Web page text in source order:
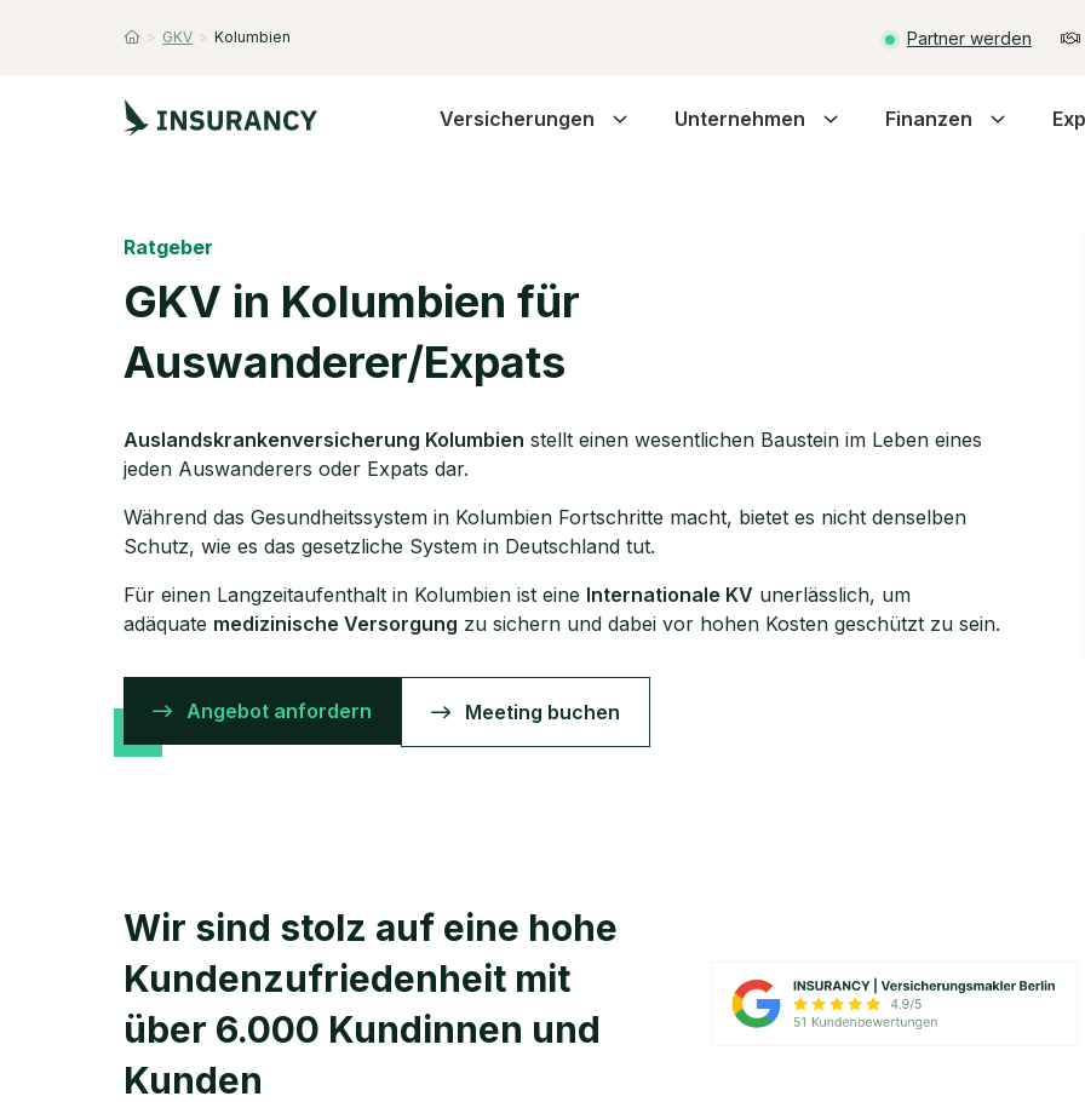
> GKV > Kolumbien Partner werden
Versicherungen Unternehmen Finanzen
Ratgeber
GKV in Kolumbien für
Auswanderer/Expats
Auslandskrankenversicherung Kolumbien stellt einen wesentlichen Baustein im Leben eines
jeden Auswanderers oder Expats dar.
Während das Gesundheitssystem in Kolumbien Fortschritte macht, bietet es nicht denselben
Schutz, wie es das gesetzliche System in Deutschland tut.
Für einen Langzeitaufenthalt in Kolumbien ist eine Internationale KV unerlässlich, um
adäquate medizinische Versorgung zu sichern und dabei vor hohen Kosten geschützt zu sein.
Angebot anfordern Meeting buchen
Wir sind stolz auf eine hohe
Kunden­zufriedenheit mit
über 6.000 Kundinnen und
Kunden